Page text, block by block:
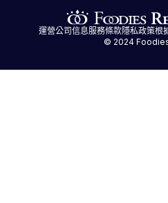
運營公司信息服務條款隱私政策根
© 2024